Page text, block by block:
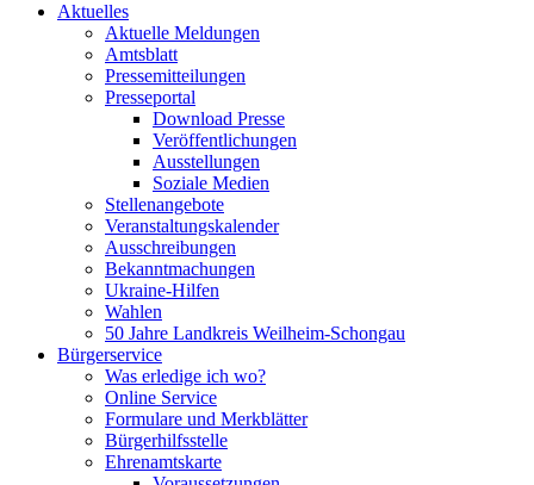
Aktuelles
Aktuelle Meldungen
Amtsblatt
Pressemitteilungen
Presseportal
Download Presse
Veröffentlichungen
Ausstellungen
Soziale Medien
Stellenangebote
Veranstaltungskalender
Ausschreibungen
Bekanntmachungen
Ukraine-Hilfen
Wahlen
50 Jahre Landkreis Weilheim-Schongau
Bürgerservice
Was erledige ich wo?
Online Service
Formulare und Merkblätter
Bürgerhilfsstelle
Ehrenamtskarte